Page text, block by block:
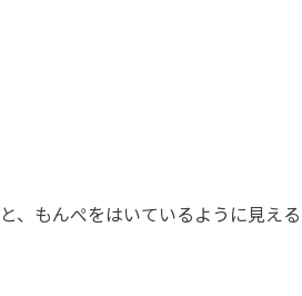
、もんぺをはいているように見える